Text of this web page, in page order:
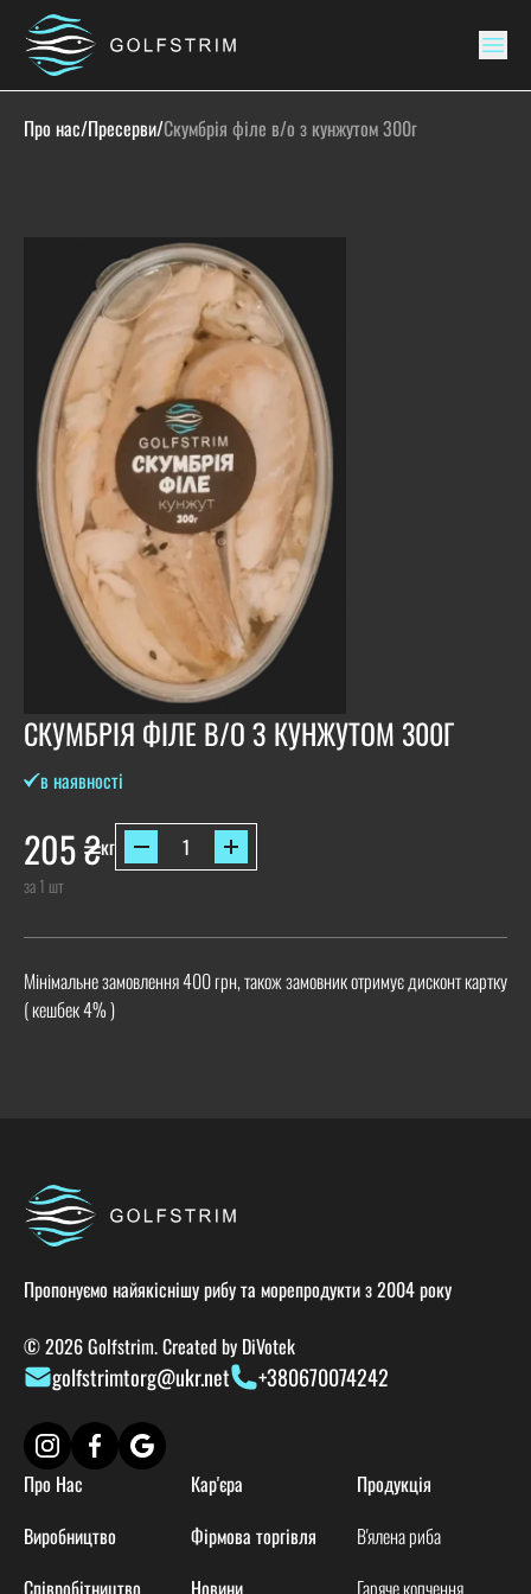
Про нас/Пресерви/Скумбрія філе в/о з кунжутом 300г
СКУМБРІЯ ФІЛЕ В/О З КУНЖУТОМ 300Г
в наявності
205₴кг
за 1 шт
Мінімальне замовлення 400 грн, також замовник отримує дисконт картку
( кешбек 4% )
Пропонуємо найякіснішу рибу та морепродукти з 2004 року
© 2026 Golfstrim. Created by DiVotek
Про Нас
Виробництво
Співробітництво
Кар'єра
Фірмова торгівля
Новини
Продукція
В'ялена риба
Гаряче копчення
golfstrimtorg@ukr.net +380670074242